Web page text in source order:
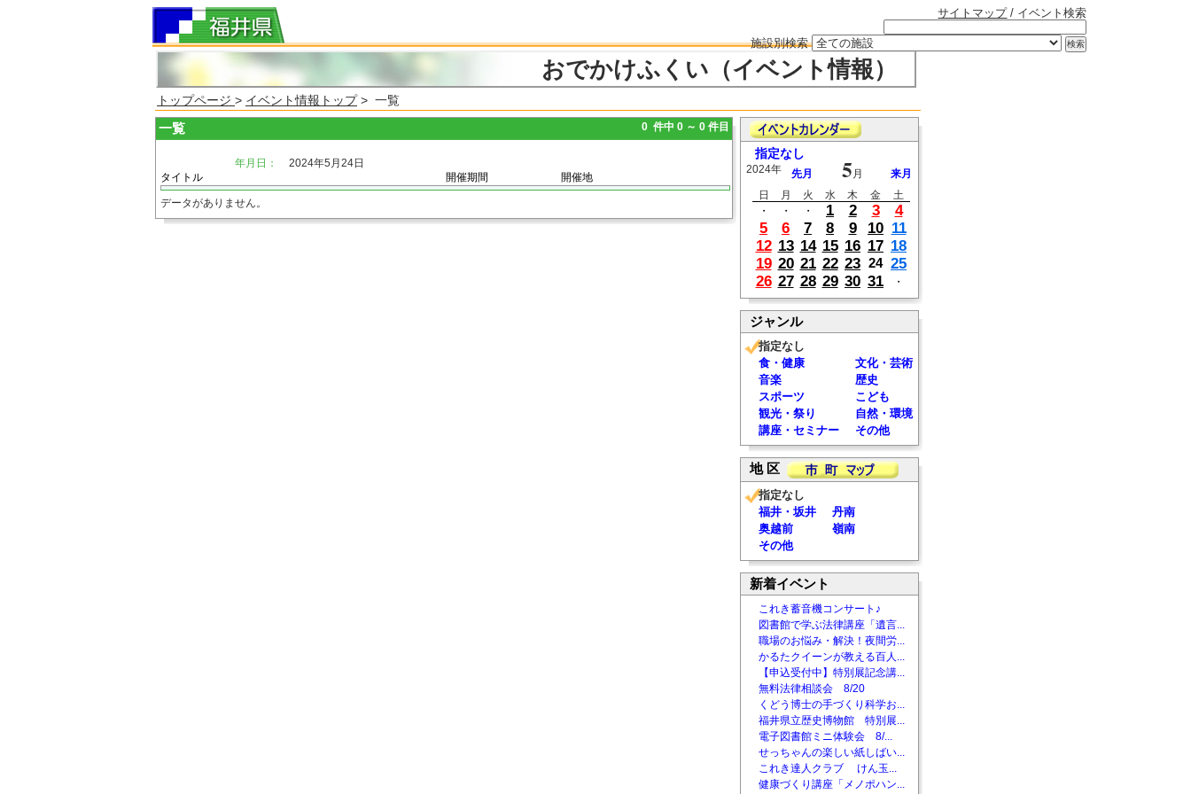
サイトマップ/ イベント検索
施設別検索
おでかけふくい（イベント情報）
トップページ > イベント情報トップ> 一覧
一覧 0 件中 0 ～ 0 件目
年月日：
2024年5月24日
タイトル
開催期間 開催地
データがありません。
指定なし
2024年 先月 5 月
来月
日
月 火 水 木 金
土
・
・ ・ 1 2 3
4
5
6 7 8 9 10 11
12 13 14 15 16 17 18
19 20 21 22 23 24 25
26 27 28 29 30 31 ・
ジャンル
指定なし
食・健康
文化・芸術
音楽
歴史
スポーツ
こども
観光・祭り
自然・環境
講座・セミナー
その他
地 区
指定なし
福井・坂井
丹南
奥越前
嶺南
その他
新着イベント
これき蓄音機コンサート♪
図書館で学ぶ法律講座「遺言...
職場のお悩み・解決！夜間労...
かるたクイーンが教える百人...
【申込受付中】特別展記念講...
無料法律相談会 8/20
くどう博士の手づくり科学お...
福井県立歴史博物館 特別展...
電子図書館ミニ体験会 8/...
せっちゃんの楽しい紙しばい...
これき達人クラブ けん玉...
健康づくり講座「メノポハン...